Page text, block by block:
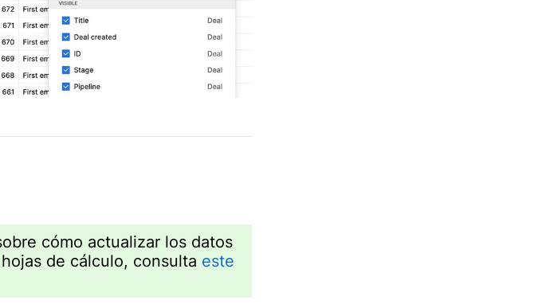
cómo actualizar los datos
de cálculo, consulta este